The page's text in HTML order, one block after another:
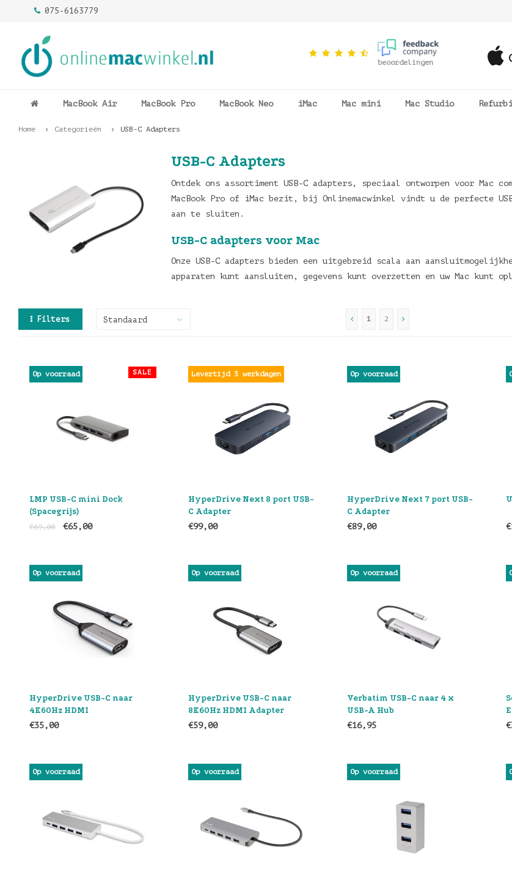
075-6163779
beoordelingen
MacBook Air MacBook Pro MacBook Neo iMac Mac mini Mac Studio
Home Categorieën USB-C Adapters
USB-C Adapters
Ontdek ons assortiment USB-C adapters, speciaal ontworpen voor Mac
MacBook Pro of iMac bezit, bij Onlinemacwinkel vindt u de perfecte
aan te sluiten.
USB-C adapters voor Mac
Onze USB-C adapters bieden een uitgebreid scala aan
apparaten kunt aansluiten, gegevens kunt overzetten en uw Mac kunt
Filters Standaard 1 2
SALE
Op voorraad
LMP USB-C mini Dock
(Spacegrijs)
€69,00 €65,00
Levertijd 3 werkdagen
HyperDrive Next 8 port USB-
C Adapter
€99,00
Op voorraad
HyperDrive Next 7 port USB-
C Adapter
€89,00
Op voorraad
HyperDrive USB-C naar
4K60Hz HDMI
€35,00
Op voorraad
HyperDrive USB-C naar
8K60Hz HDMI Adapter
€59,00
Op voorraad
Verbatim USB-C naar 4 x
USB-A Hub
€16,95
Op voorraad Op voorraad Op voorraad